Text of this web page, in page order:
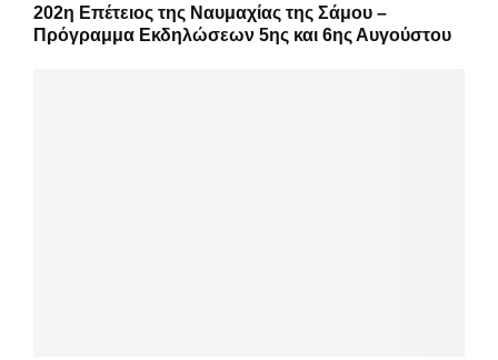
202η Επέτειος της Ναυμαχίας της Σάμου –
Πρόγραμμα Εκδηλώσεων 5ης και 6ης Αυγούστου